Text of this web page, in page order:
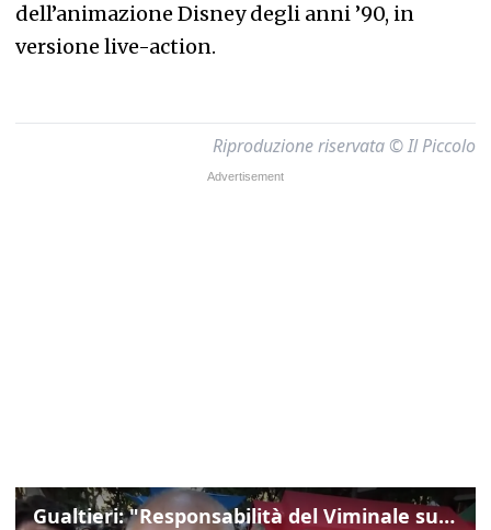
dell’animazione Disney degli anni ’90, in
versione live-action.
Riproduzione riservata © Il Piccolo
Gualtieri: "Responsabilità del Viminale su Spin Time? La posizione dei partiti è nota"